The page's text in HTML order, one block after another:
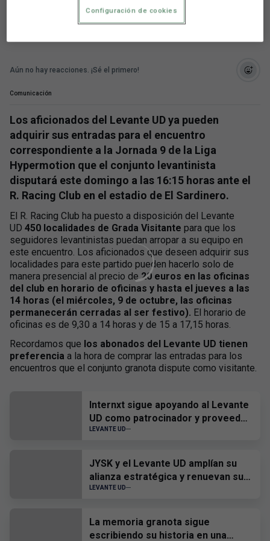
Aún no hay reacciones. ¡Sé el primero!
Comunicación
Los aficionados del Levante UD ya pueden
adquirir sus entradas para el encuentro
correspondiente a la Jornada 9 de la Liga
Hypermotion que el conjunto levantinista
disputará este domingo a las 16:15 horas ante el
R. Racing Club en el estadio de El Sardinero.
El R. Racing Club ha puesto a disposición del Levante
UD 450 localidades de Grada Visitante para que los
seguidores levantinistas puedan arropar a su equipo en
este encuentro. Los aficionados que deseen adquirir sus
localidades para este partido pueden hacerlo solo de
manera presencial al precio de20 euros en las oficinas
del club en horario de oficinas y hasta el jueves a las
14 horas (el miércoles, 9 de octubre, las oficinas
permanecerán cerradas al ser festivo). El horario de
oficinas es de 9,30 a 14 horas y de 15 a 17,15 horas.
Recordamos que los abonados del Levante UD tienen
preferencia a la hora de comprar las entradas para los
encuentros que el conjunto granota dispute como visitante.
Internxt sigue apoyando al Levante
UD como patrocinador y proveedor
oficial
LEVANTE UD
JYSK y el Levante UD amplían su
alianza estratégica y renuevan su
patrocinio hasta 2028
LEVANTE UD
La memoria granota sigue
escribiendo su historia en una
Configuración de cookies